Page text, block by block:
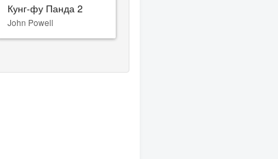
Кунг-фу Панда 2
John Powell